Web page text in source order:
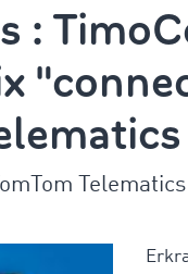
: